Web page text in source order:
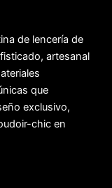
de lencería de
artesanal
que
exclusivo,
chic en